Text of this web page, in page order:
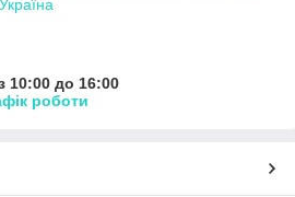
10:00 до 16:00
роботи